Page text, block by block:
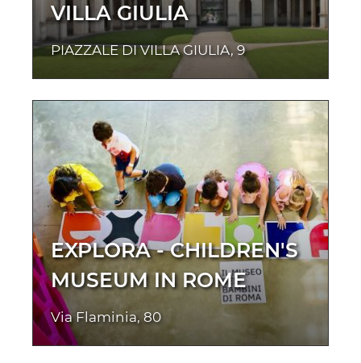
VILLA GIULIA
PIAZZALE DI VILLA GIULIA, 9
EXPLORA - CHILDREN'S
MUSEUM IN ROME
Via Flaminia, 80